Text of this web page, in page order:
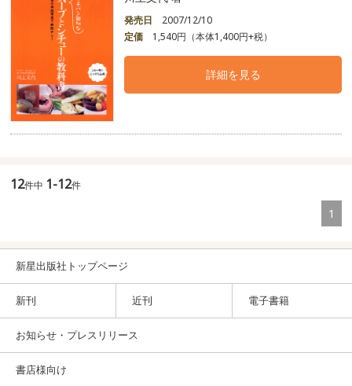
発売日
2007/12/10
定価
1,540円（本体1,400円+税）
詳細を見る
12件中 1-12件
1
新星出版社トップページ
新刊 近刊 電子書籍
お知らせ・プレスリリース
書店様向け